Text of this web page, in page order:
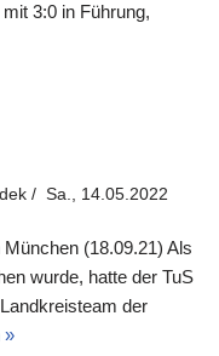
3:0 in Führung,
Sa., 14.05.2022
(18.09.21) Als
wurde, hatte der TuS
der
»